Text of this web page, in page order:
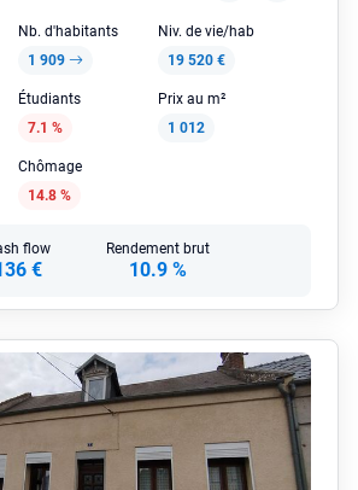
Nb. d'habitants
1 909
Niv. de vie/hab
19 520 €
Étudiants
7.1 %
Prix au m²
1 012
Chômage
14.8 %
flow
€
Rendement brut
10.9 %